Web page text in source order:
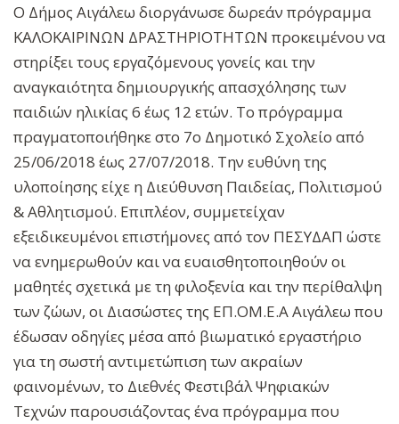
Ο Δήμος Αιγάλεω διοργάνωσε δωρεάν πρόγραμμα
ΚΑΛΟΚΑΙΡΙΝΩΝ ΔΡΑΣΤΗΡΙΟΤΗΤΩΝ προκειμένου να
στηρίξει τους εργαζόμενους γονείς και την
αναγκαιότητα δημιουργικής απασχόλησης των
παιδιών ηλικίας 6 έως 12 ετών. Το πρόγραμμα
πραγματοποιήθηκε στο 7ο Δημοτικό Σχολείο από
25/06/2018 έως 27/07/2018. Την ευθύνη της
υλοποίησης είχε η Διεύθυνση Παιδείας, Πολιτισμού
& Αθλητισμού. Επιπλέον, συμμετείχαν
εξειδικευμένοι επιστήμονες από τον ΠΕΣΥΔΑΠ ώστε
να ενημερωθούν και να ευαισθητοποιηθούν οι
μαθητές σχετικά με τη φιλοξενία και την περίθαλψη
των ζώων, οι Διασώστες της ΕΠ.ΟΜ.Ε.Α Αιγάλεω που
έδωσαν οδηγίες μέσα από βιωματικό εργαστήριο
για τη σωστή αντιμετώπιση των ακραίων
φαινομένων, το Διεθνές Φεστιβάλ Ψηφιακών
Τεχνών παρουσιάζοντας ένα πρόγραμμα που